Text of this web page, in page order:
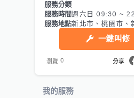
服務分類
服務時間週六日 09:30 ~
服務地點新北市、桃園市、
一鍵叫修
瀏覽 0 分享
我的服務